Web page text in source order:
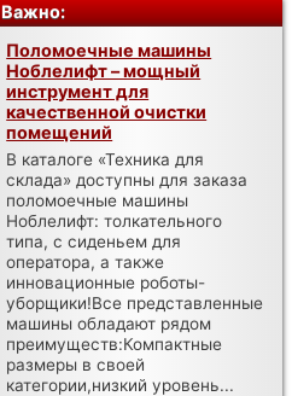
Важно:
Поломоечные машины
Ноблелифт – мощный
инструмент для
качественной очистки
помещений
В каталоге «Техника для
склада» доступны для заказа
поломоечные машины
Ноблелифт: толкательного
типа, с сиденьем для
оператора, а также
инновационные роботы-
уборщики!Все представленные
машины обладают рядом
преимуществ:Компактные
размеры в своей
категории,низкий уровень...